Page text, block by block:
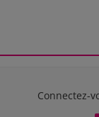
Connectez-